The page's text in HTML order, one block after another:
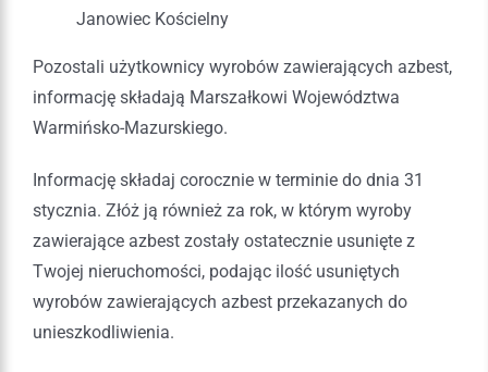
Janowiec Kościelny
Pozostali użytkownicy wyrobów zawierających azbest,
informację składają Marszałkowi Województwa
Warmińsko-Mazurskiego.
Informację składaj corocznie w terminie do dnia 31
stycznia. Złóż ją również za rok, w którym wyroby
zawierające azbest zostały ostatecznie usunięte z
Twojej nieruchomości, podając ilość usuniętych
wyrobów zawierających azbest przekazanych do
unieszkodliwienia.